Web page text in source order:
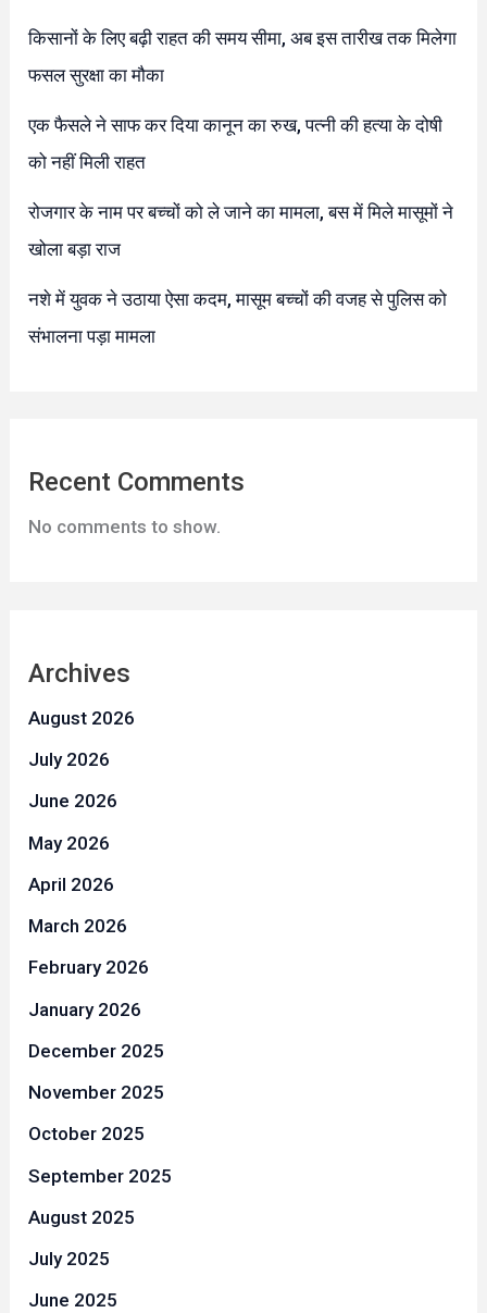
किसानों के लिए बढ़ी राहत की समय सीमा, अब इस तारीख तक मिलेगा
फसल सुरक्षा का मौका
एक फैसले ने साफ कर दिया कानून का रुख, पत्नी की हत्या के दोषी
को नहीं मिली राहत
रोजगार के नाम पर बच्चों को ले जाने का मामला, बस में मिले मासूमों ने
खोला बड़ा राज
नशे में युवक ने उठाया ऐसा कदम, मासूम बच्चों की वजह से पुलिस को
संभालना पड़ा मामला
Recent Comments
No comments to show.
Archives
August 2026
July 2026
June 2026
May 2026
April 2026
March 2026
February 2026
January 2026
December 2025
November 2025
October 2025
September 2025
August 2025
July 2025
June 2025